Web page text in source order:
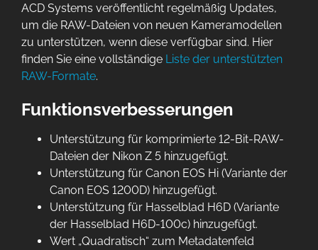
ACD Systems veröffentlicht regelmäßig Updates,
um die RAW-Dateien von neuen Kameramodellen
zu unterstützen, wenn diese verfügbar sind. Hier
finden Sie eine vollständige Liste der unterstützten
RAW-Formate.
Funktionsverbesserungen
Unterstützung für komprimierte 12-Bit-RAW-
Dateien der Nikon Z 5 hinzugefügt.
Unterstützung für Canon EOS Hi (Variante der
Canon EOS 1200D) hinzugefügt.
Unterstützung für Hasselblad H6D (Variante
der Hasselblad H6D-100c) hinzugefügt.
Wert „Quadratisch“ zum Metadatenfeld